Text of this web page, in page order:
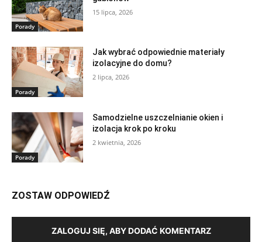
Porady
15 lipca, 2026
Porady
Jak wybrać odpowiednie materiały
izolacyjne do domu?
2 lipca, 2026
Porady
Samodzielne uszczelnianie okien i
izolacja krok po kroku
2 kwietnia, 2026
ZOSTAW ODPOWIEDŹ
ZALOGUJ SIĘ, ABY DODAĆ KOMENTARZ